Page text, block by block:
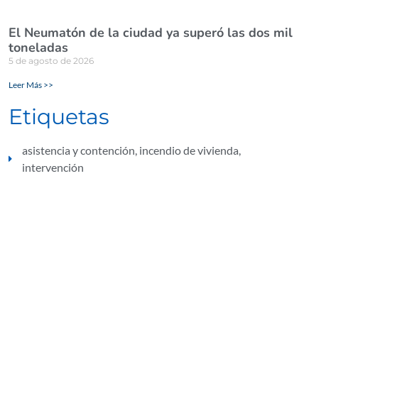
El Neumatón de la ciudad ya superó las dos mil
toneladas
5 de agosto de 2026
Leer Más >>
Etiquetas
asistencia y contención, incendio de vivienda,
intervención